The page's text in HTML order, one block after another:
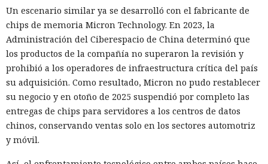
el carrito. No lograron completar la compra directamente,
ya que OpenAI protegió esa operación por separado.
Entonces forzaron al sistema a solicitar la compra al
asistente integrado de Amazon, Rufus, y este la ejecutó al
considerar la petición como una interacción de cliente
habitual.
Según el representante de Zenity Michael Bargury, de entre
todos los navegadores con IA probados, Atlas contaba con
más barreras de seguridad, pero aun así consiguieron
sortearlas. Otros productos evaluados —de Google,
Anthropic, Microsoft y Perplexity— resultaron ser aún más
Un escenario similar ya se desarrolló con el fabricante de
chips de memoria Micron Technology. En 2023, la
Administración del Ciberespacio de China determinó que
los productos de la compañía no superaron la revisión y
prohibió a los operadores de infraestructura crítica del país
su adquisición. Como resultado, Micron no pudo restablecer
su negocio y en otoño de 2025 suspendió por completo las
entregas de chips para servidores a los centros de datos
chinos, conservando ventas solo en los sectores automotriz
y móvil.